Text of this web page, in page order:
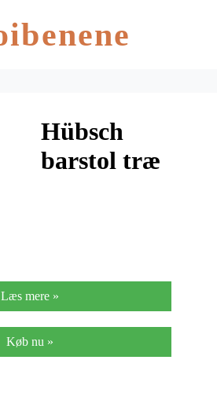
Hübsch
barstol træ
Læs mere »
Køb nu »